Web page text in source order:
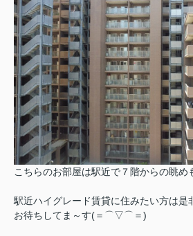
こちらのお部屋は駅近で７階からの眺め
駅近ハイグレード賃貸に住みたい方は是
お待ちしてま～す(＝⌒▽⌒＝)